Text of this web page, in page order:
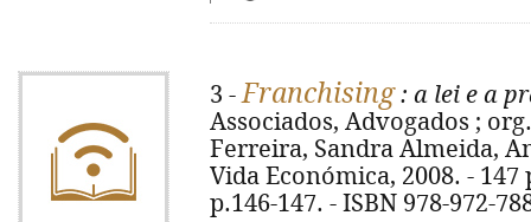
3 -Franchising: a lei e a
Associados, Advogados ;
Ferreira, Sandra Almeida,
Vida Económica, 2008. -
p.146-147. - ISBN 978-972-